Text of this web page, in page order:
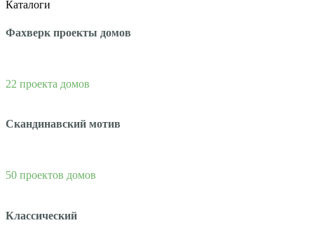
Каталоги
Фахверк проекты домов
22 проекта домов
Скандинавский мотив
50 проектов домов
Классический